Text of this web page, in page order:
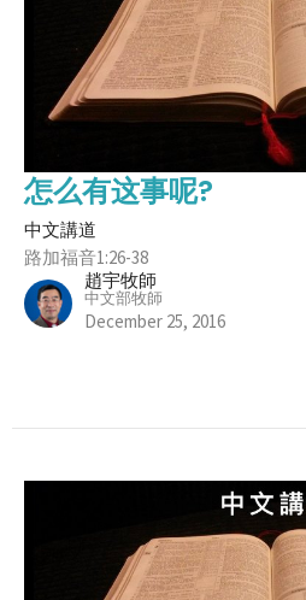
怎么有这事呢?
中文講道
路加福音1:26-38
趙宇牧師
中文部牧師
December 25, 2016